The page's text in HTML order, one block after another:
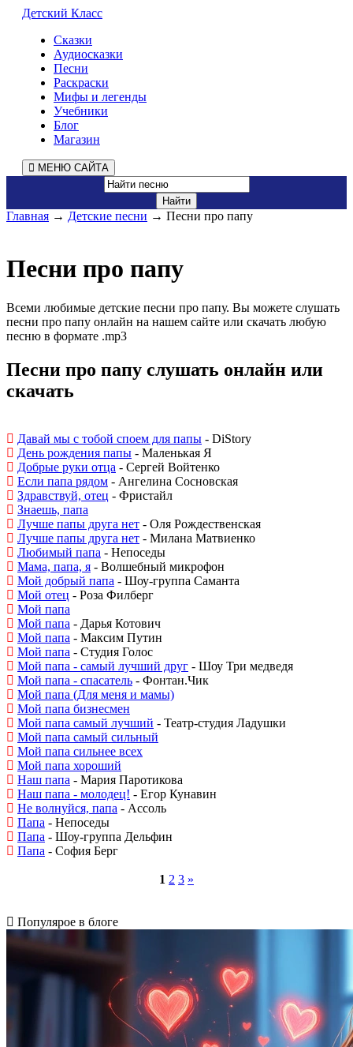
Детский Класс
Сказки
Аудиосказки
Песни
Раскраски
Мифы и легенды
Учебники
Блог
Магазин
МЕНЮ САЙТА
Главная → Детские песни → Песни про папу
Песни про папу
Всеми любимые детские песни про папу. Вы можете слушать
песни про папу онлайн на нашем сайте или скачать любую
песню в формате .mp3
Песни про папу слушать онлайн или
скачать
Давай мы с тобой споем для папы - DiStory
День рождения папы - Маленькая Я
Добрые руки отца - Сергей Войтенко
Если папа рядом - Ангелина Сосновская
Здравствуй, отец - Фристайл
Знаешь, папа
Лучше папы друга нет - Оля Рождественская
Лучше папы друга нет - Милана Матвиенко
Любимый папа - Непоседы
Мама, папа, я - Волшебный микрофон
Мой добрый папа - Шоу-группа Саманта
Мой отец - Роза Филберг
Мой папа
Мой папа - Дарья Котович
Мой папа - Максим Путин
Мой папа - Студия Голос
Мой папа - самый лучший друг - Шоу Три медведя
Мой папа - спасатель - Фонтан.Чик
Мой папа (Для меня и мамы)
Мой папа бизнесмен
Мой папа самый лучший - Театр-студия Ладушки
Мой папа самый сильный
Мой папа сильнее всех
Мой папа хороший
Наш папа - Мария Паротикова
Наш папа - молодец! - Егор Кунавин
Не волнуйся, папа - Ассоль
Папа - Непоседы
Папа - Шоу-группа Дельфин
Папа - София Берг
1 2 3 »
Популярое в блоге